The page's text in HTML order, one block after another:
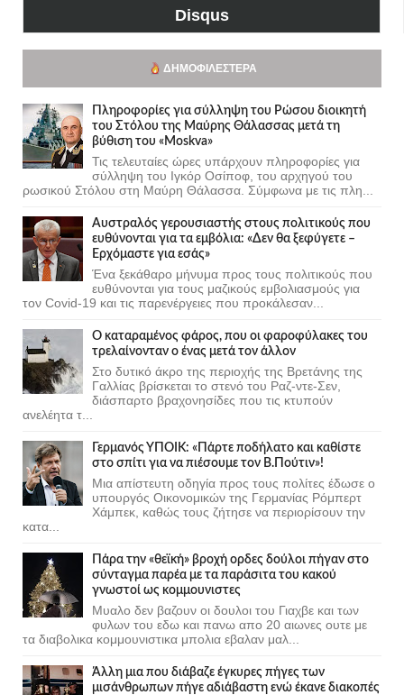
Disqus
ΔΗΜΟΦΙΛΈΣΤΕΡΑ
Πληροφορίες για σύλληψη του Ρώσου διοικητή
του Στόλου της Mαύρης Θάλασσας μετά τη
βύθιση του «Moskva»
Τις τελευταίες ώρες υπάρχουν πληροφορίες για
σύλληψη του Ιγκόρ Οσίποφ, του αρχηγού του
ρωσικού Στόλου στη Μαύρη Θάλασσα. Σύμφωνα με τις πλη...
Αυστραλός γερουσιαστής στους πολιτικούς που
ευθύνονται για τα εμβόλια: «Δεν θα ξεφύγετε –
Ερχόμαστε για εσάς»
Ένα ξεκάθαρο μήνυμα προς τους πολιτικούς που
ευθύνονται για τους μαζικούς εμβολιασμούς για
τον Covid-19 και τις παρενέργειες που προκάλεσαν...
Ο καταραμένος φάρος, που οι φαροφύλακες του
τρελαίνονταν ο ένας μετά τον άλλον
Στο δυτικό άκρο της περιοχής της Βρετάνης της
Γαλλίας βρίσκεται το στενό του Ραζ-ντε-Σεν,
διάσπαρτο βραχονησίδες που τις κτυπούν
ανελέητα τ...
Γερμανός ΥΠΟΙΚ: «Πάρτε ποδήλατο και καθίστε
στο σπίτι για να πιέσουμε τον Β.Πούτιν»!
Μια απίστευτη οδηγία προς τους πολίτες έδωσε ο
υπουργός Οικονομικών της Γερμανίας Ρόμπερτ
Χάμπεκ, καθώς τους ζήτησε να περιορίσουν την
κατα...
Πάρα την «θεϊκή» βροχή ορδες δούλοι πήγαν στο
σύνταγμα παρέα με τα παράσιτα του κακού
γνωστοί ως κομμουνιστες
Μυαλο δεν βαζουν οι δουλοι του Γιαχβε και των
φυλων του εδω και πανω απο 20 αιωνες ουτε με
τα διαβολικα κομμουνιστικα μπολια εβαλαν μαλ...
Άλλη μια που διάβαζε έγκυρες πήγες των
μισάνθρωπων πήγε αδιάβαστη ενώ έκανε διακοπές